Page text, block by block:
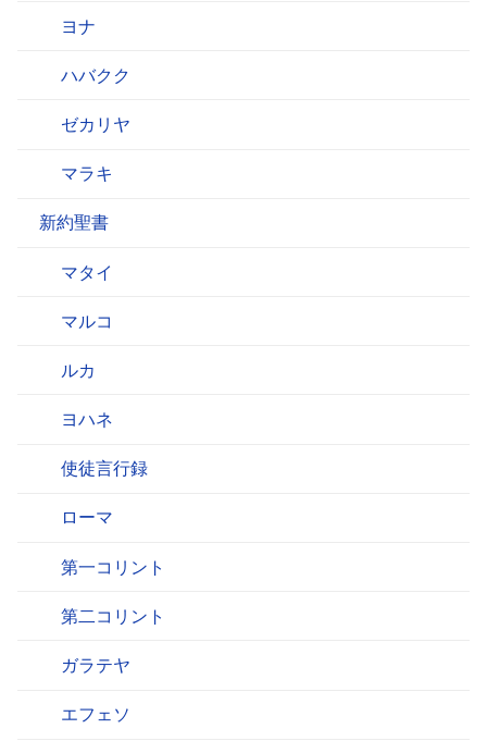
ヨナ
ハバクク
ゼカリヤ
マラキ
新約聖書
マタイ
マルコ
ルカ
ヨハネ
使徒言行録
ローマ
第一コリント
第二コリント
ガラテヤ
エフェソ